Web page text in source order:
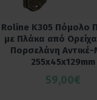
Roline Κ305 Πόμολο
με Πλάκα από
Πορσελάνη
255x45x129mm
59,00€